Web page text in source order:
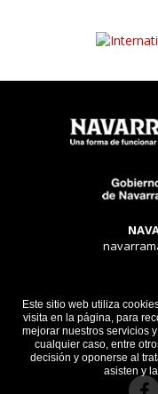
Este sitio web utiliza
visita en la página, para
mejorar nuestros servicios
cualquier caso, entre
decisión y oponerse al
asisten y